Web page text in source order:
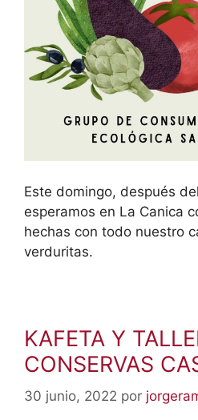
Este domingo, después
esperamos en La Canica
hechas con todo nuestro
verduritas.
KAFETA Y
CONSERVAS
30 junio, 2022 por